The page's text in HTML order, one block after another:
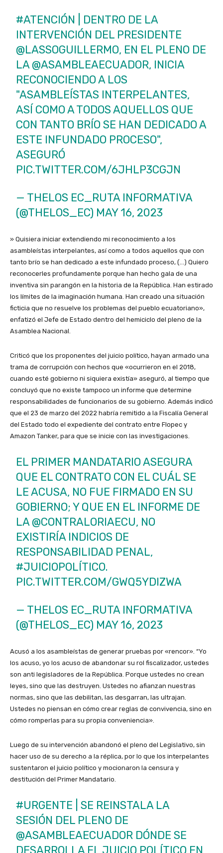
#ATENCIÓN | DENTRO DE LA
INTERVENCIÓN DEL PRESIDENTE
@LASSOGUILLERMO, EN EL PLENO DE
LA@ASAMBLEAECUADOR, INICIA
RECONOCIENDO A LOS
"ASAMBLEÍSTAS INTERPELANTES,
ASÍ COMO A TODOS AQUELLOS QUE
CON TANTO BRÍO SE HAN DEDICADO A
ESTE INFUNDADO PROCESO",
ASEGURÓ
PIC.TWITTER.COM/6JHLP3CGJN
— THELOS EC_RUTA INFORMATIVA
(@THELOS_EC) MAY 16, 2023
» Quisiera iniciar extendiendo mi reconocimiento a los
asambleístas interpelantes, así como a todos aquellos que con
tanto brío se han dedicado a este infundado proceso, (…) Quiero
reconocerles profundamente porque han hecho gala de una
inventiva sin parangón en la historia de la República. Han estirado
los límites de la imaginación humana. Han creado una situación
ficticia que no resuelve los problemas del pueblo ecuatoriano»,
enfatizó el Jefe de Estado dentro del hemiciclo del pleno de la
Asamblea Nacional.
Criticó que los proponentes del juicio político, hayan armado una
trama de corrupción con hechos que «ocurrieron en el 2018,
cuando esté gobierno ni siquiera existía» aseguró, al tiempo que
concluyó que no existe tampoco un informe que determine
responsabilidades de funcionarios de su gobierno. Además indicó
que el 23 de marzo del 2022 habría remitido a la Fiscalía General
del Estado todo el expediente del contrato entre Flopec y
Amazon Tanker, para que se inicie con las investigaciones.
EL PRIMER MANDATARIO ASEGURA
QUE EL CONTRATO CON EL CUÁL SE
LE ACUSA, NO FUE FIRMADO EN SU
GOBIERNO; Y QUE EN EL INFORME DE
LA@CONTRALORIAECU, NO
EXISTIRÍA INDICIOS DE
RESPONSABILIDAD PENAL,
#JUICIOPOLÍTICO.
PIC.TWITTER.COM/GWQ5YDIZWA
— THELOS EC_RUTA INFORMATIVA
(@THELOS_EC) MAY 16, 2023
Acusó a los asambleístas de generar pruebas por «rencor». “Yo
los acuso, yo los acuso de abandonar su rol fiscalizador, ustedes
son anti legisladores de la República. Porque ustedes no crean
leyes, sino que las destruyen. Ustedes no afianzan nuestras
normas, sino que las debilitan, las desgarran, las ultrajan.
Ustedes no piensan en cómo crear reglas de convivencia, sino en
cómo romperlas para su propia conveniencia».
Luego de su intervención abandonó el pleno del Legislativo, sin
hacer uso de su derecho a la réplica, por lo que los interpelantes
sustentaron el juicio político y mocionaron la censura y
destitución del Primer Mandatario.
#URGENTE | SE REINSTALA LA
SESIÓN DEL PLENO DE
@ASAMBLEAECUADOR DÓNDE SE
DESARROLLA EL JUICIO POLÍTICO EN